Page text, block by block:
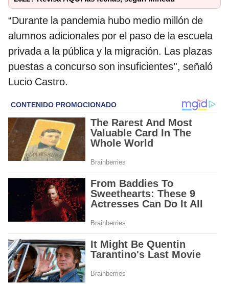
“Durante la pandemia hubo medio millón de
alumnos adicionales por el paso de la escuela
privada a la pública y la migración. Las plazas
puestas a concurso son insuficientes’', señaló
Lucio Castro.